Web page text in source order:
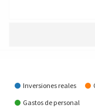
¿Cómo se
Inversiones reales
Gastos de personal